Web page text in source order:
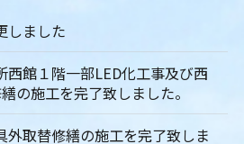
しました
西館１階一部LED化工事及び西
の施工を完了致しました。
外取替修繕の施工を完了致しま